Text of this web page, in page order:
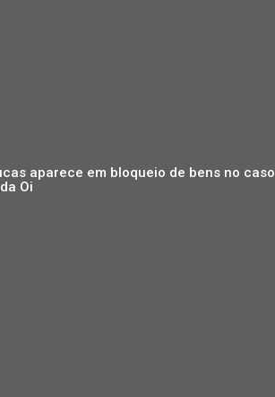
aparece em bloqueio de bens no caso
Oi